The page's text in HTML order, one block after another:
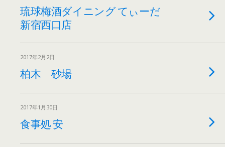
琉球梅酒ダイニング てぃーだ
新宿西口店
2017年2月2日
柏木 砂場
2017年1月30日
食事処 安